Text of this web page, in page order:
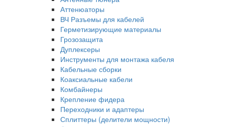
Аттенюаторы
ВЧ Разъемы для кабелей
Герметизирующие материалы
Грозозащита
Дуплексеры
Инструменты для монтажа кабеля
Кабельные сборки
Коаксиальные кабели
Комбайнеры
Крепление фидера
Переходники и адаптеры
Сплиттеры (делители мощности)